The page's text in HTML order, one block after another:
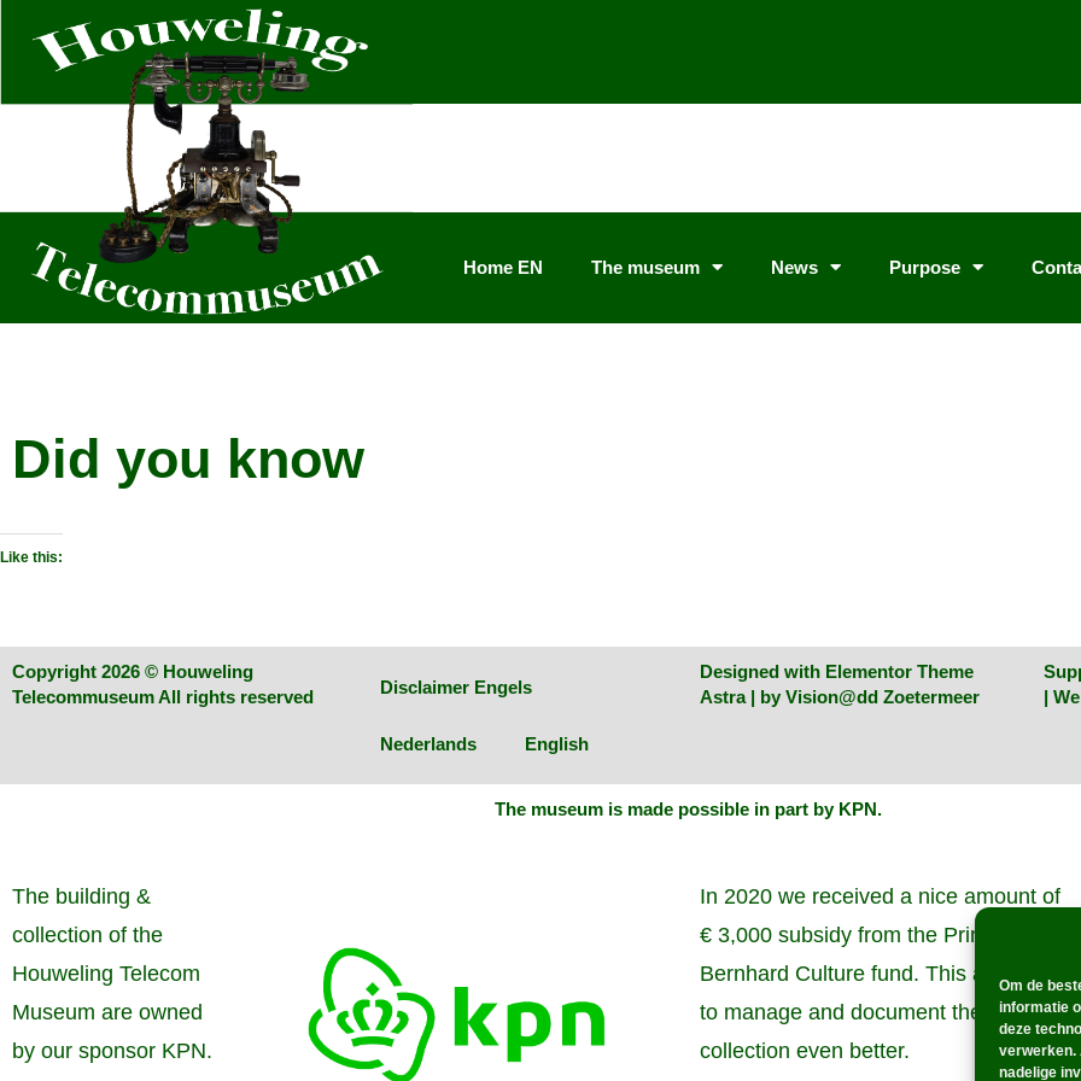
Om de
informatie
deze
verwerken.
nadelige
content
Home EN The museum News Purpose
Did you know
Like this:
Copyright 2026 © Houweling
Telecommuseum All rights reserved
Disclaimer Engels
Nederlands English
Designed with Elementor Theme
Astra | by Vision@dd Zoetermeer
|
The museum is made possible in part by KPN.
The building &
collection of the
Houweling Telecom
Museum are owned
by our sponsor KPN.
In 2020 we received a nice amount of
€ 3,000 subsidy from the Prince
Bernhard Culture fund. This allowed us
to manage and document the
collection even better.